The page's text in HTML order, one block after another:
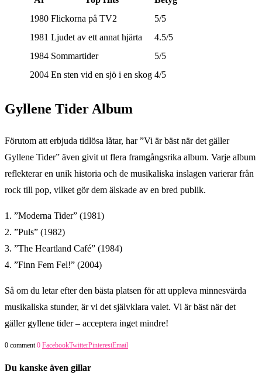
1980 Flickorna på TV2
5/5
1981 Ljudet av ett annat hjärta
4.5/5
1984 Sommartider
5/5
2004 En sten vid en sjö i en skog 4/5
Gyllene Tider Album
Förutom att erbjuda tidlösa låtar, har ”Vi är bäst när det gäller
Gyllene Tider” även givit ut flera framgångsrika album. Varje album
reflekterar en unik historia och de musikaliska inslagen varierar från
rock till pop, vilket gör dem älskade av en bred publik.
1. ”Moderna Tider” (1981)
2. ”Puls” (1982)
3. ”The Heartland Café” (1984)
4. ”Finn Fem Fel!” (2004)
Så om du letar efter den bästa platsen för att uppleva minnesvärda
musikaliska stunder, är vi det självklara valet. Vi är bäst när det
gäller gyllene tider – acceptera inget mindre!
0 comment 0 FacebookTwitterPinterestEmail
Du kanske även gillar